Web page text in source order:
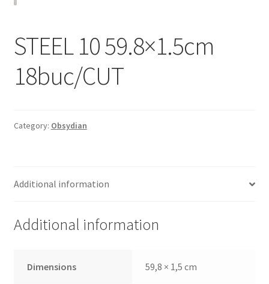
Plata si Livrare
Politică de confidențialitate
Magazin
STEEL 10 59.8×1.5cm
18buc/CUT
Category: Obsydian
Additional information
Additional information
Dimensions 59,8 × 1,5 cm